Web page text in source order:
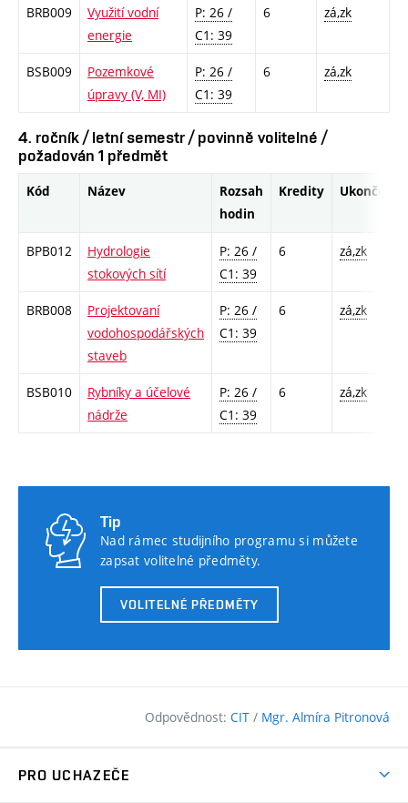
BRB009
Využití vodní
energie
P: 26 /
C1: 39
6 zá,zk
BSB009
Pozemkové
úpravy (V, MI)
P: 26 /
C1: 39
6 zá,zk
4. ročník / letní semestr / povinně volitelné /
požadován 1 předmět
Kód Název
Rozsah
hodin
Kredity Ukončení
BPB012
Hydrologie
stokových sítí
P: 26 /
C1: 39
6 zá,zk
BRB008
Projektovaní
vodohospodářských
staveb
P: 26 /
C1: 39
6 zá,zk
BSB010
Rybníky a účelové
nádrže
P: 26 /
C1: 39
6 zá,zk
Tip
Nad rámec studijního programu si můžete
zapsat volitelné předměty.
VOLITELNÉ PŘEDMĚTY
Odpovědnost: CIT / Mgr. Almíra Pitronová
PRO UCHAZEČE